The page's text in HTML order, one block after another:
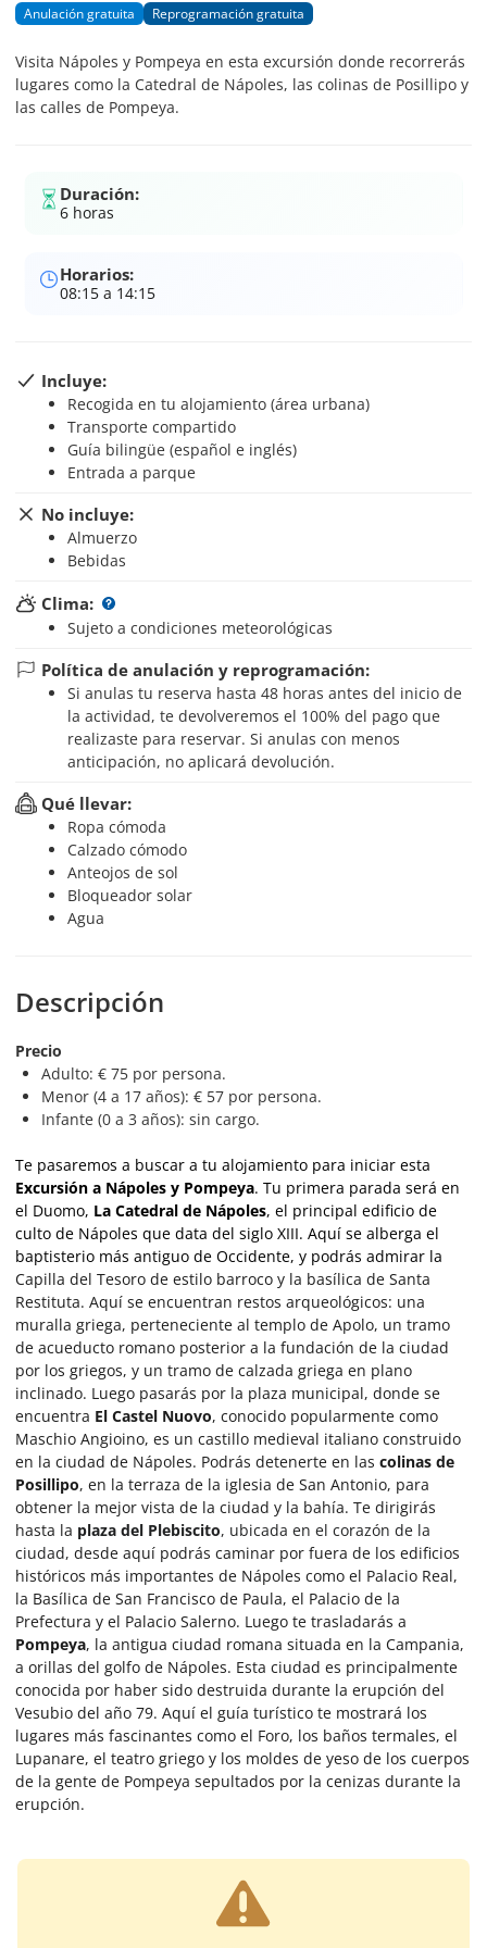
Anulación gratuita Reprogramación gratuita
Visita Nápoles y Pompeya en esta excursión donde recorrerás
lugares como la Catedral de Nápoles, las colinas de Posillipo y
las calles de Pompeya.
Duración:
6 horas
Horarios:
08:15 a 14:15
Incluye:
Recogida en tu alojamiento (área urbana)
Transporte compartido
Guía bilingüe (español e inglés)
Entrada a parque
No incluye:
Almuerzo
Bebidas
Clima:
Sujeto a condiciones meteorológicas
Política de anulación y reprogramación:
Si anulas tu reserva hasta 48 horas antes del inicio de
la actividad, te devolveremos el 100% del pago que
realizaste para reservar. Si anulas con menos
anticipación, no aplicará devolución.
Qué llevar:
Ropa cómoda
Calzado cómodo
Anteojos de sol
Bloqueador solar
Agua
Descripción
Precio
Adulto: € 75 por persona.
Menor (4 a 17 años): € 57 por persona.
Infante (0 a 3 años): sin cargo.
Te pasaremos a buscar a tu alojamiento para iniciar esta
Excursión a Nápoles y Pompeya. Tu primera parada será en
el Duomo, La Catedral de Nápoles, el principal edificio de
culto de Nápoles que data del siglo XIII. Aquí se alberga el
baptisterio más antiguo de Occidente, y podrás admirar la
Capilla del Tesoro de estilo barroco y la basílica de Santa
Restituta. Aquí se encuentran restos arqueológicos: una
muralla griega, perteneciente al templo de Apolo, un tramo
de acueducto romano posterior a la fundación de la ciudad
por los griegos, y un tramo de calzada griega en plano
inclinado. Luego pasarás por la plaza municipal, donde se
encuentra El Castel Nuovo, conocido popularmente como
Maschio Angioino, es un castillo medieval italiano construido
en la ciudad de Nápoles. Podrás detenerte en las colinas de
Posillipo, en la terraza de la iglesia de San Antonio, para
obtener la mejor vista de la ciudad y la bahía. Te dirigirás
hasta la plaza del Plebiscito, ubicada en el corazón de la
ciudad, desde aquí podrás caminar por fuera de los edificios
históricos más importantes de Nápoles como el Palacio Real,
la Basílica de San Francisco de Paula, el Palacio de la
Prefectura y el Palacio Salerno. Luego te trasladarás a
Pompeya, la antigua ciudad romana situada en la Campania,
a orillas del golfo de Nápoles. Esta ciudad es principalmente
conocida por haber sido destruida durante la erupción del
Vesubio del año 79. Aquí el guía turístico te mostrará los
lugares más fascinantes como el Foro, los baños termales, el
Lupanare, el teatro griego y los moldes de yeso de los cuerpos
de la gente de Pompeya sepultados por la cenizas durante la
erupción.